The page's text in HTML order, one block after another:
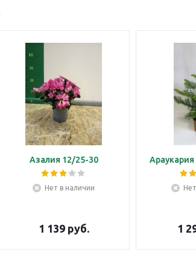
Азалия 12/25-30
Нет в наличии
1 139руб.
Араукария
1